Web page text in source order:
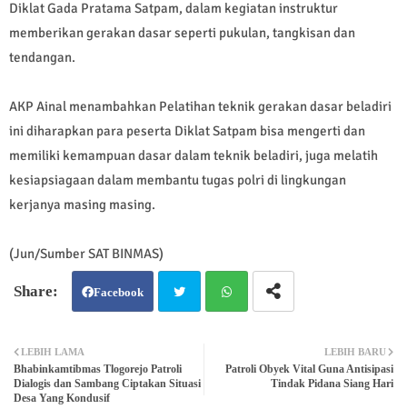
Diklat Gada Pratama Satpam, dalam kegiatan instruktur
memberikan gerakan dasar seperti pukulan, tangkisan dan
tendangan.
AKP Ainal menambahkan Pelatihan teknik gerakan dasar beladiri
ini diharapkan para peserta Diklat Satpam bisa mengerti dan
memiliki kemampuan dasar dalam teknik beladiri, juga melatih
kesiapsiagaan dalam membantu tugas polri di lingkungan
kerjanya masing masing.
(Jun/Sumber SAT BINMAS)
Facebook
ter atsa
LEBIH BARU
Patroli Obyek Vital Guna Antisipasi
Tindak Pidana Siang Hari
LEBIH LAMA
Bhabinkamtibmas Tlogorejo Patroli
Dialogis dan Sambang Ciptakan Situasi
Desa Yang Kondusif